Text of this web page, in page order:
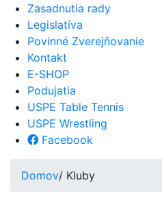
Zasadnutia rady
Legislatíva
Povinné Zverejňovanie
Kontakt
E-SHOP
Podujatia
USPE Table Tennis
USPE Wrestling
Facebook
Domov/ Kluby